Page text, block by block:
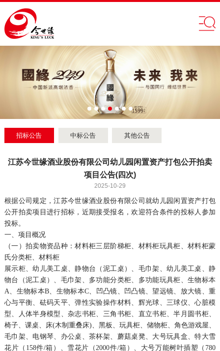
招标公告 中标公告 其他公告
江苏今世缘酒业股份有限公司幼儿园闲置资产打包公开拍卖
项目公告(四次)
2025-10-29
根据公司规定，江苏今世缘酒业股份有限公司就幼儿园闲置资产打包
公开拍卖项目进行招标，近期接受报名，欢迎符合条件的投标人参加
投标。
一、项目概况
（一）拍卖物资品种：材料柜三层阶梯柜、材料柜玩具柜、材料柜蒙
氏分类柜、材料柜
展示柜、幼儿美工桌、静物台（泥工桌）、毛巾架、幼儿美工桌、静
物台（泥工桌）、毛巾架、多功能分类柜、多功能玩具柜、生物标本
A、生物标本B、生物标本C、凹凸镜、凹凸镜、望远镜、放大镜、重
心与平衡、砝码天平、弹性实验操作材料、辉光球、三球仪、心脏模
型、人体半身模型、杂志书柜、三角书柜、直立书柜、半月圆书柜、
椅子、课桌、床(木制重叠床)、黑板、玩具柜、储物柜、角色游戏屋、
毛巾架、电钢琴、办公桌、茶杯架、蘑菇桌凳、大号玩具盒、特大雪
花片（158件/箱）、雪花片（2000件/箱）、大号万能树叶插塑（780